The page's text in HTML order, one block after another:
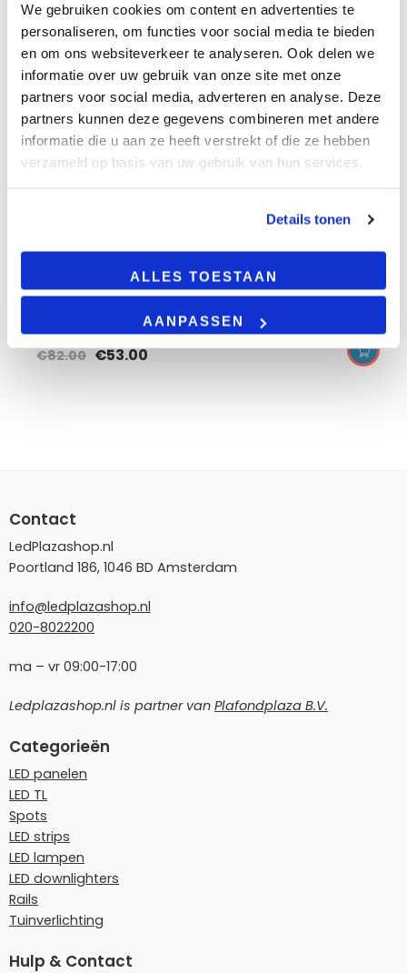
We gebruiken cookies om content en advertenties te
personaliseren, om functies voor social media te bieden
en om ons websiteverkeer te analyseren. Ook delen we
informatie over uw gebruik van onze site met onze
partners voor social media, adverteren en analyse. Deze
partners kunnen deze gegevens combineren met andere
informatie die u aan ze heeft verstrekt of die ze hebben
verzameld op basis van uw gebruik van hun services.
Details tonen
ALLES TOESTAAN
AANPASSEN
3-fase noodverlichting mira wit
5 jaar garantie*
€82.00 €53.00
Contact
LedPlazashop.nl
Poortland 186, 1046 BD Amsterdam
info@ledplazashop.nl
020-8022200
ma – vr 09:00-17:00
Ledplazashop.nl is partner van Plafondplaza B.V.
Categorieën
LED panelen
LED TL
Spots
LED strips
LED lampen
LED downlighters
Rails
Tuinverlichting
Hulp & Contact